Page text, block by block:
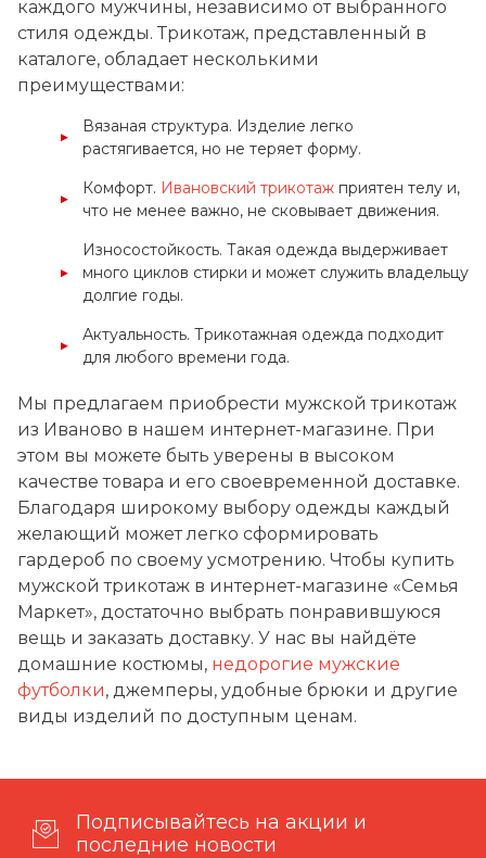
каждого мужчины, независимо от выбранного
стиля одежды. Трикотаж, представленный в
каталоге, обладает несколькими
преимуществами:
Вязаная структура. Изделие легко
растягивается, но не теряет форму.
Комфорт. Ивановский трикотаж приятен телу и,
что не менее важно, не сковывает движения.
Износостойкость. Такая одежда выдерживает
много циклов стирки и может служить владельцу
долгие годы.
Актуальность. Трикотажная одежда подходит
для любого времени года.
Мы предлагаем приобрести мужской трикотаж
из Иваново в нашем интернет-магазине. При
этом вы можете быть уверены в высоком
качестве товара и его своевременной доставке.
Благодаря широкому выбору одежды каждый
желающий может легко сформировать
гардероб по своему усмотрению. Чтобы купить
мужской трикотаж в интернет-магазине «Семья
Маркет», достаточно выбрать понравившуюся
вещь и заказать доставку. У нас вы найдёте
домашние костюмы, недорогие мужские
футболки, джемперы, удобные брюки и другие
виды изделий по доступным ценам.
Подписывайтесь на акции и
последние новости